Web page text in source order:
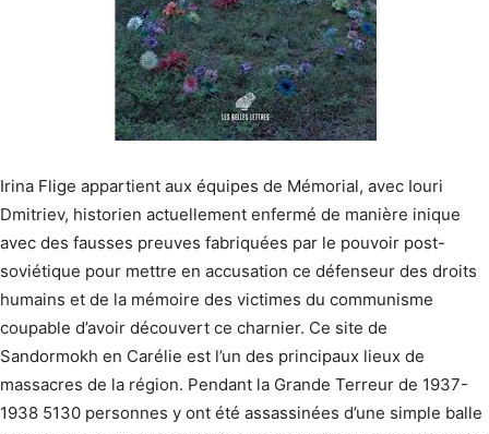
Irina Flige appartient aux équipes de Mémorial, avec Iouri
Dmitriev, historien actuellement enfermé de manière inique
avec des fausses preuves fabriquées par le pouvoir post-
soviétique pour mettre en accusation ce défenseur des droits
humains et de la mémoire des victimes du communisme
coupable d’avoir découvert ce charnier. Ce site de
Sandormokh en Carélie est l’un des principaux lieux de
massacres de la région. Pendant la Grande Terreur de 1937-
1938 5130 personnes y ont été assassinées d’une simple balle